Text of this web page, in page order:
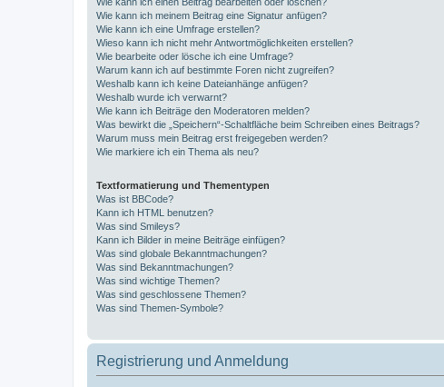
Wie kann ich meinem Beitrag eine Signatur anfügen?
Wie kann ich eine Umfrage erstellen?
Wieso kann ich nicht mehr Antwortmöglichkeiten erstellen?
Wie bearbeite oder lösche ich eine Umfrage?
Warum kann ich auf bestimmte Foren nicht zugreifen?
Weshalb kann ich keine Dateianhänge anfügen?
Weshalb wurde ich verwarnt?
Wie kann ich Beiträge den Moderatoren melden?
Was bewirkt die „Speichern“-Schaltfläche beim Schreiben eines Beitrags?
Warum muss mein Beitrag erst freigegeben werden?
Wie markiere ich ein Thema als neu?
Textformatierung und Thementypen
Was ist BBCode?
Kann ich HTML benutzen?
Was sind Smileys?
Kann ich Bilder in meine Beiträge einfügen?
Was sind globale Bekanntmachungen?
Was sind Bekanntmachungen?
Was sind wichtige Themen?
Was sind geschlossene Themen?
Was sind Themen-Symbole?
Registrierung und Anmeldung